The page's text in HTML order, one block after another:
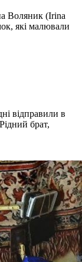
Воляник (Irina
які малювали
відправили в
брат,